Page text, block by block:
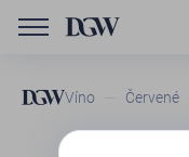
Víno Červené